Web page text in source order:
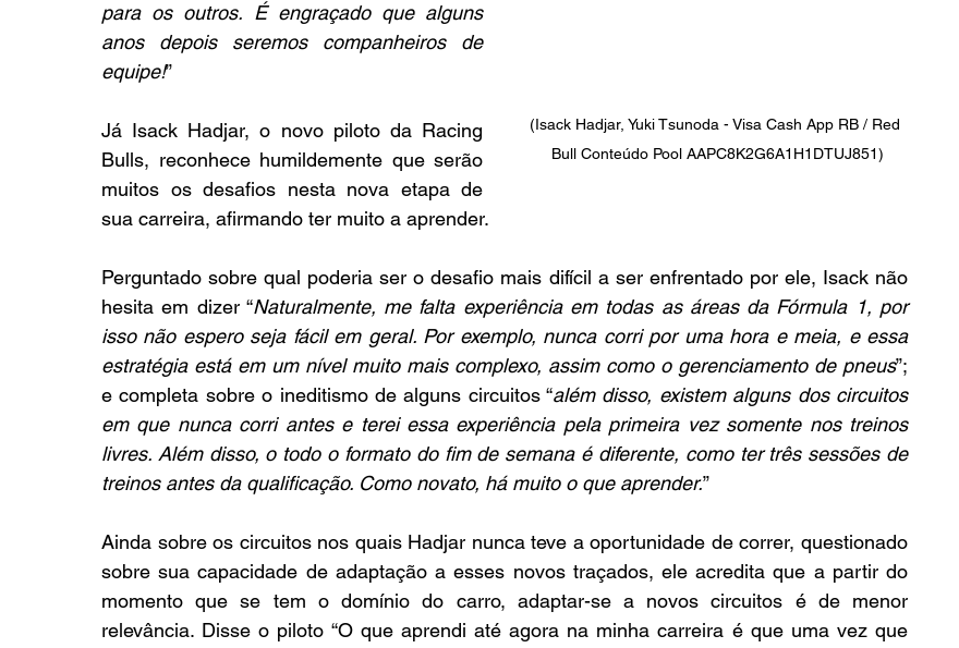
(Isack Hadjar, Yuki Tsunoda - Visa Cash App RB / Red
Bull Conteúdo Pool AAPC8K2G6A1H1DTUJ851)
para os outros. É engraçado que alguns
anos depois seremos companheiros de
equipe!”
Já Isack Hadjar, o novo piloto da Racing
Bulls, reconhece humildemente que serão
muitos os desafios nesta nova etapa de
sua carreira, afirmando ter muito a aprender.
Perguntado sobre qual poderia ser o desafio mais difícil a ser enfrentado por ele, Isack não
hesita em dizer “Naturalmente, me falta experiência em todas as áreas da Fórmula 1, por
isso não espero seja fácil em geral. Por exemplo, nunca corri por uma hora e meia, e essa
estratégia está em um nível muito mais complexo, assim como o gerenciamento de pneus”;
e completa sobre o ineditismo de alguns circuitos “além disso, existem alguns dos circuitos
em que nunca corri antes e terei essa experiência pela primeira vez somente nos treinos
livres. Além disso, o todo o formato do fim de semana é diferente, como ter três sessões de
treinos antes da qualificação. Como novato, há muito o que aprender.”
Ainda sobre os circuitos nos quais Hadjar nunca teve a oportunidade de correr, questionado
sobre sua capacidade de adaptação a esses novos traçados, ele acredita que a partir do
momento que se tem o domínio do carro, adaptar-se a novos circuitos é de menor
relevância. Disse o piloto “O que aprendi até agora na minha carreira é que uma vez que